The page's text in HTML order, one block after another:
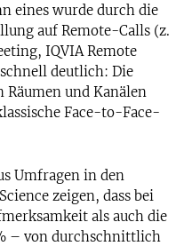
eines wurde durch die
auf Remote-Calls (z.
IQVIA Remote
deutlich: Die
und Kanälen
Face-to-Face-
Umfragen in den
zeigen, dass bei
als auch die
– von durchschnittlich